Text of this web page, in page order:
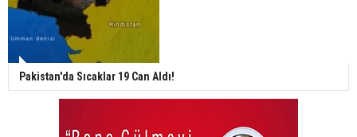
Pakistan'da Sıcaklar 19 Can Aldı!